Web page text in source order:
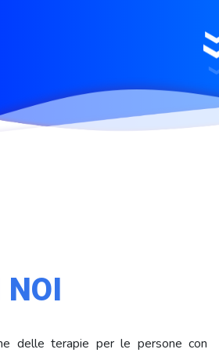
NOI
delle terapie per le persone con